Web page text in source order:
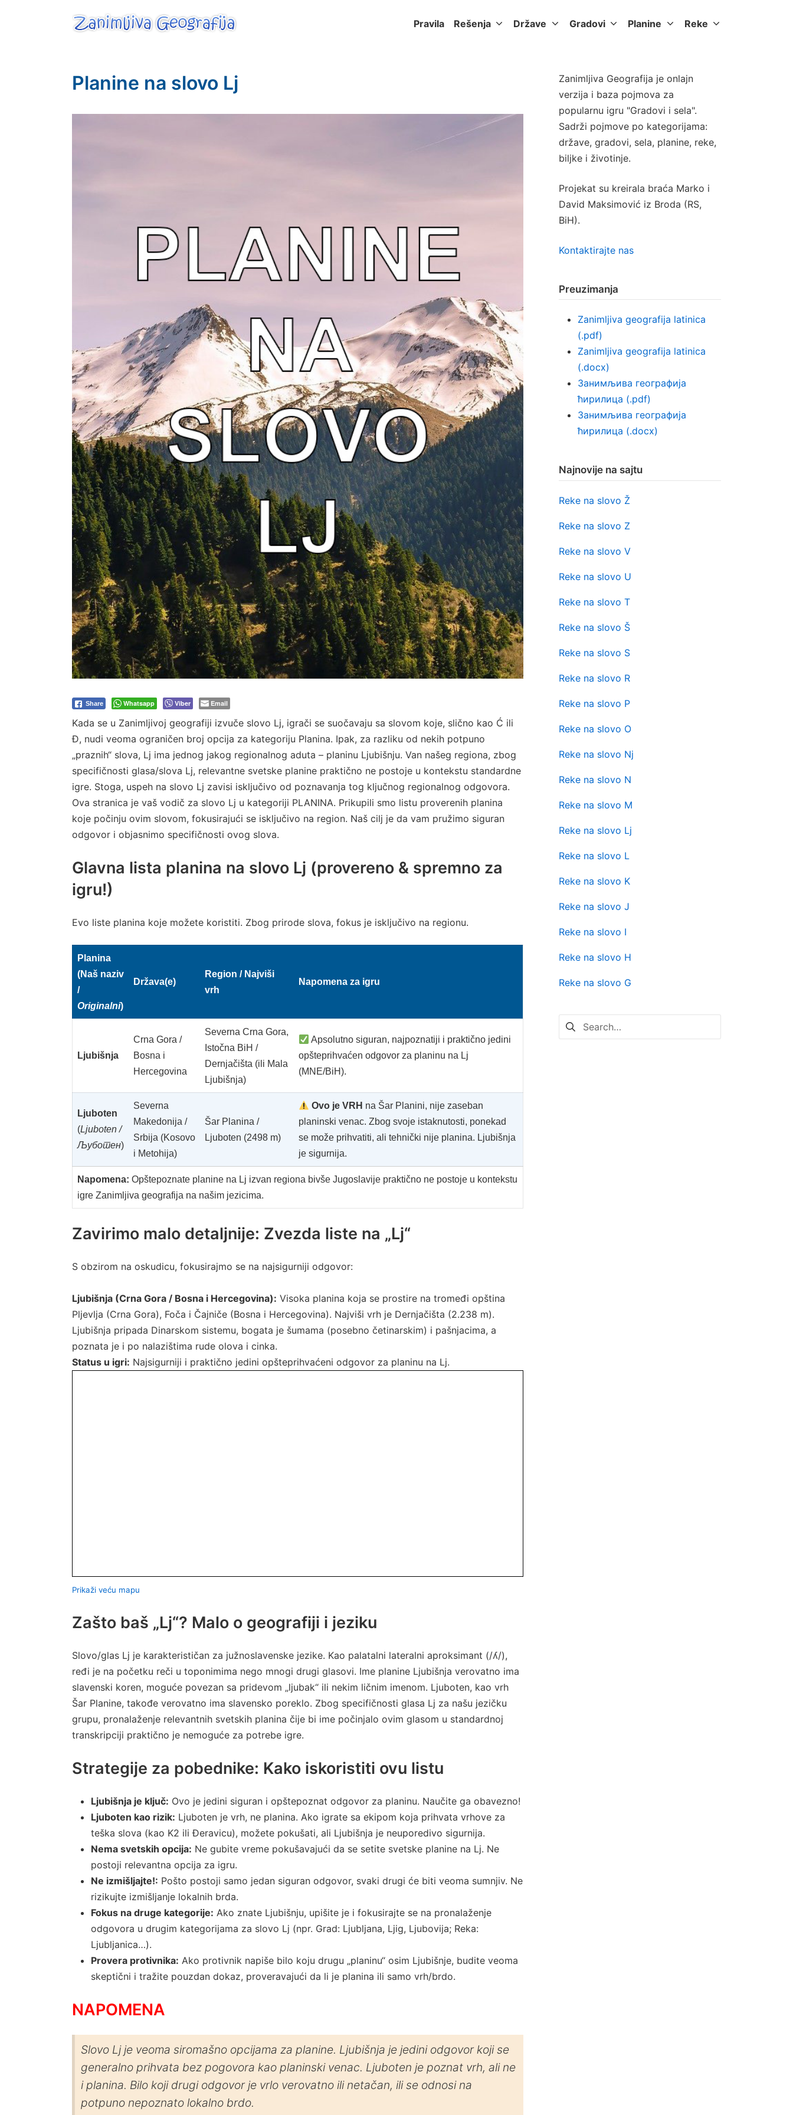
Pravila Rešenja Države Gradovi Planine Reke
Planine na slovo Lj
Share Whatsapp Viber Email
Kada se u Zanimljivoj geografiji izvuče slovo Lj, igrači se suočavaju sa slovom koje, slično kao Ć ili
Đ, nudi veoma ograničen broj opcija za kategoriju Planina. Ipak, za razliku od nekih potpuno
„praznih“ slova, Lj ima jednog jakog regionalnog aduta – planinu Ljubišnju. Van našeg regiona, zbog
specifičnosti glasa/slova Lj, relevantne svetske planine praktično ne postoje u kontekstu standardne
igre. Stoga, uspeh na slovo Lj zavisi isključivo od poznavanja tog ključnog regionalnog odgovora.
Ova stranica je vaš vodič za slovo Lj u kategoriji PLANINA. Prikupili smo listu proverenih planina
koje počinju ovim slovom, fokusirajući se isključivo na region. Naš cilj je da vam pružimo siguran
odgovor i objasnimo specifičnosti ovog slova.
Glavna lista planina na slovo Lj (provereno & spremno za
igru!)
Evo liste planina koje možete koristiti. Zbog prirode slova, fokus je isključivo na regionu.
Planina
(Naš naziv
/
Originalni)
Država(e)
Region / Najviši
vrh
Napomena za igru
Ljubišnja
Crna Gora /
Bosna i
Hercegovina
Severna Crna Gora,
Istočna BiH /
Dernjačišta (ili Mala
Ljubišnja)
Apsolutno siguran, najpoznatiji i praktično jedini
opšteprihvaćen odgovor za planinu na Lj
(MNE/BiH).
Ljuboten
(Ljuboten /
Љуботен)
Severna
Makedonija /
Srbija (Kosovo
i Metohija)
Šar Planina /
Ljuboten (2498 m)
Ovo je VRH na Šar Planini, nije zaseban
planinski venac. Zbog svoje istaknutosti, ponekad
se može prihvatiti, ali tehnički nije planina. Ljubišnja
je sigurnija.
Napomena: Opštepoznate planine na Lj izvan regiona bivše Jugoslavije praktično ne postoje u kontekstu
igre Zanimljiva geografija na našim jezicima.
Zavirimo malo detaljnije: Zvezda liste na „Lj“
S obzirom na oskudicu, fokusirajmo se na najsigurniji odgovor:
Ljubišnja (Crna Gora / Bosna i Hercegovina): Visoka planina koja se prostire na tromeđi opština
Pljevlja (Crna Gora), Foča i Čajniče (Bosna i Hercegovina). Najviši vrh je Dernjačišta (2.238 m).
Ljubišnja pripada Dinarskom sistemu, bogata je šumama (posebno četinarskim) i pašnjacima, a
poznata je i po nalazištima rude olova i cinka.
Status u igri: Najsigurniji i praktično jedini opšteprihvaćeni odgovor za planinu na Lj.
Prikaži veću mapu
Zašto baš „Lj“? Malo o geografiji i jeziku
Slovo/glas Lj je karakterističan za južnoslavenske jezike. Kao palatalni lateralni aproksimant (/ʎ/),
ređi je na početku reči u toponimima nego mnogi drugi glasovi. Ime planine Ljubišnja verovatno ima
slavenski koren, moguće povezan sa pridevom „ljubak“ ili nekim ličnim imenom. Ljuboten, kao vrh
Šar Planine, takođe verovatno ima slavensko poreklo. Zbog specifičnosti glasa Lj za našu jezičku
grupu, pronalaženje relevantnih svetskih planina čije bi ime počinjalo ovim glasom u standardnoj
transkripciji praktično je nemoguće za potrebe igre.
Strategije za pobednike: Kako iskoristiti ovu listu
Ljubišnja je ključ: Ovo je jedini siguran i opštepoznat odgovor za planinu. Naučite ga obavezno!
Ljuboten kao rizik: Ljuboten je vrh, ne planina. Ako igrate sa ekipom koja prihvata vrhove za
teška slova (kao K2 ili Đeravicu), možete pokušati, ali Ljubišnja je neuporedivo sigurnija.
Nema svetskih opcija: Ne gubite vreme pokušavajući da se setite svetske planine na Lj. Ne
postoji relevantna opcija za igru.
Ne izmišljajte!: Pošto postoji samo jedan siguran odgovor, svaki drugi će biti veoma sumnjiv. Ne
rizikujte izmišljanje lokalnih brda.
Fokus na druge kategorije: Ako znate Ljubišnju, upišite je i fokusirajte se na pronalaženje
odgovora u drugim kategorijama za slovo Lj (npr. Grad: Ljubljana, Ljig, Ljubovija; Reka:
Ljubljanica…).
Provera protivnika: Ako protivnik napiše bilo koju drugu „planinu“ osim Ljubišnje, budite veoma
skeptični i tražite pouzdan dokaz, proveravajući da li je planina ili samo vrh/brdo.
NAPOMENA
Slovo Lj je veoma siromašno opcijama za planine. Ljubišnja je jedini odgovor koji se
generalno prihvata bez pogovora kao planinski venac. Ljuboten je poznat vrh, ali ne
i planina. Bilo koji drugi odgovor je vrlo verovatno ili netačan, ili se odnosi na
potpuno nepoznato lokalno brdo.
Zanimljiva Geografija je onlajn
verzija i baza pojmova za
popularnu igru "Gradovi i sela".
Sadrži pojmove po kategorijama:
države, gradovi, sela, planine, reke,
biljke i životinje.
Projekat su kreirala braća Marko i
David Maksimović iz Broda (RS,
BiH).
Kontaktirajte nas
Preuzimanja
Zanimljiva geografija latinica
(.pdf)
Zanimljiva geografija latinica
(.docx)
Занимљива географија
ћирилица (.pdf)
Занимљива географија
ћирилица (.docx)
Najnovije na sajtu
Reke na slovo Ž
Reke na slovo Z
Reke na slovo V
Reke na slovo U
Reke na slovo T
Reke na slovo Š
Reke na slovo S
Reke na slovo R
Reke na slovo P
Reke na slovo O
Reke na slovo Nj
Reke na slovo N
Reke na slovo M
Reke na slovo Lj
Reke na slovo L
Reke na slovo K
Reke na slovo J
Reke na slovo I
Reke na slovo H
Reke na slovo G
Pretraga
za: